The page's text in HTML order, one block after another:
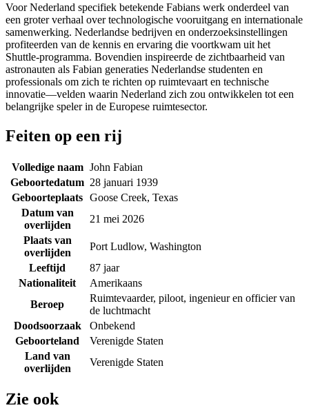
Voor Nederland specifiek betekende Fabians werk onderdeel van
een groter verhaal over technologische vooruitgang en internationale
samenwerking. Nederlandse bedrijven en onderzoeksinstellingen
profiteerden van de kennis en ervaring die voortkwam uit het
Shuttle-programma. Bovendien inspireerde de zichtbaarheid van
astronauten als Fabian generaties Nederlandse studenten en
professionals om zich te richten op ruimtevaart en technische
innovatie—velden waarin Nederland zich zou ontwikkelen tot een
belangrijke speler in de Europese ruimtesector.
Feiten op een rij
Volledige naam John Fabian
Geboortedatum 28 januari 1939
Geboorteplaats Goose Creek, Texas
Datum van
overlijden
21 mei 2026
Plaats van
overlijden
Port Ludlow, Washington
Leeftijd
87 jaar
Nationaliteit
Amerikaans
Beroep
Ruimtevaarder, piloot, ingenieur en officier van
de luchtmacht
Doodsoorzaak
Onbekend
Geboorteland
Verenigde Staten
Land van
overlijden
Verenigde Staten
Zie ook